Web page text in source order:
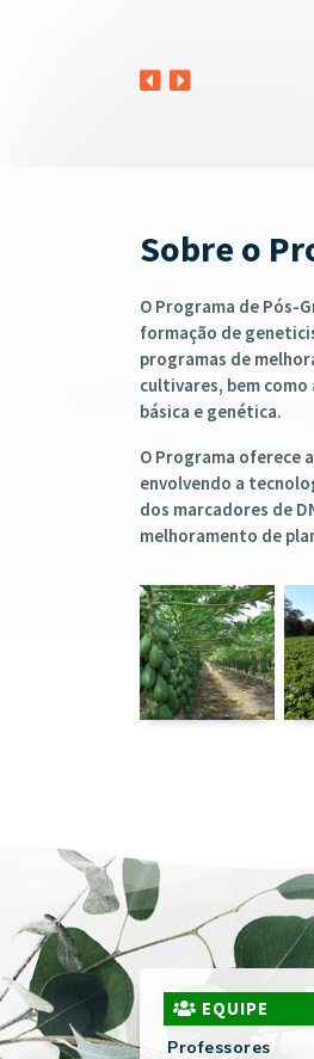
Sobre o
O Programa de Pós-
formação de
programas de
cultivares, bem
básica e genética.
O Programa oferece
envolvendo a
dos marcadores de
melhoramento de
EQUIPE
Professores